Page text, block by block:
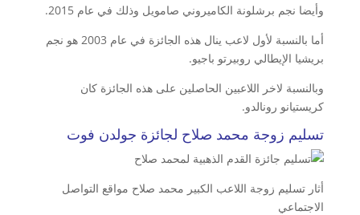
وأيضا نجم برشلونة الكاميروني صامويل وذلك في عام 2015.
أما بالنسبة لأول لاعب ينال هذه الجائزة في عام 2003 هو نجم
بريشيا الإيطالي روبيرتو باجيو.
وبالنسبة لاخر اللاعبين الحاصلين على هذه الجائزة كان
كريستيانو رونالدو.
تسليم زوجة محمد صلاح لجائزة جولدن فوت
أثار تسليم زوجة اللاعب الكبير محمد صلاح مواقع التواصل
الاجتماعي